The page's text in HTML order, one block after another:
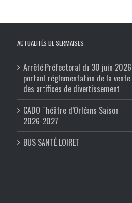
ACTUALITÉS DE SERMAISES
Arrêté Préfectoral du 30 juin 2026
portant réglementation de la vente
des artifices de divertissement
CADO Théâtre d’Orléans Saison
2026-2027
BUS SANTÉ LOIRET